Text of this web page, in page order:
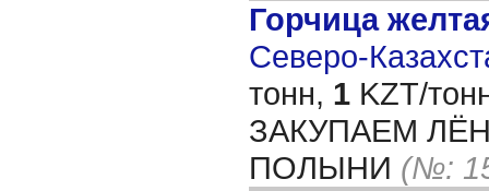
Горчица
Северо-
тонн, 1 KZT/
ЗАКУПАЕМ
ПОЛЫНИ (№: